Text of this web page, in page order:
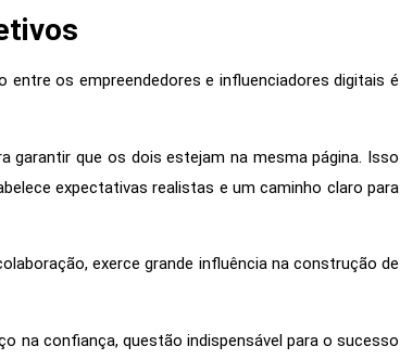
entre os empreendedores e influenciadores digitais é
garantir que os dois estejam na mesma página. Isso
expectativas realistas e um caminho claro para
exerce grande influência na construção de
na confiança, questão indispensável para o sucesso